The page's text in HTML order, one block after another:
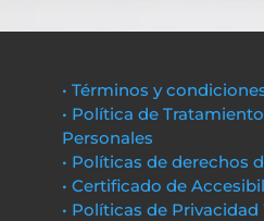
• Términos y
• Política de
Personales
• Políticas de derechos
• Certificado de
• Políticas de Privacidad